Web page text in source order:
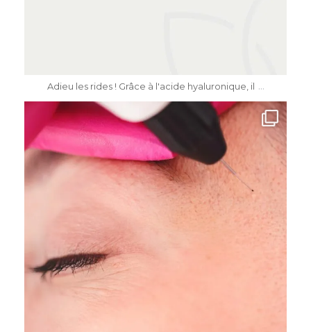
Adieu les rides ! Grâce à l'acide hyaluronique, il ...
dr.katiasalomon